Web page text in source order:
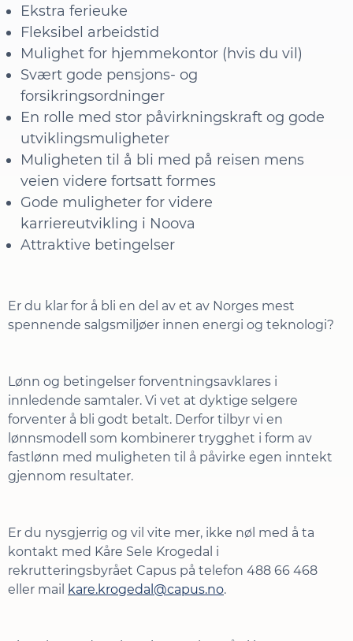
Ekstra ferieuke
Fleksibel arbeidstid
Mulighet for hjemmekontor (hvis du vil)
Svært gode pensjons- og
forsikringsordninger
En rolle med stor påvirkningskraft og gode
utviklingsmuligheter
Muligheten til å bli med på reisen mens
veien videre fortsatt formes
Gode muligheter for videre
karriereutvikling i Noova
Attraktive betingelser
Er du klar for å bli en del av et av Norges mest
spennende salgsmiljøer innen energi og teknologi?
Lønn og betingelser forventningsavklares i
innledende samtaler. Vi vet at dyktige selgere
forventer å bli godt betalt. Derfor tilbyr vi en
lønnsmodell som kombinerer trygghet i form av
fastlønn med muligheten til å påvirke egen inntekt
gjennom resultater.
Er du nysgjerrig og vil vite mer, ikke nøl med å ta
kontakt med Kåre Sele Krogedal i
rekrutteringsbyrået Capus på telefon 488 66 468
eller mail kare.krogedal@capus.no.